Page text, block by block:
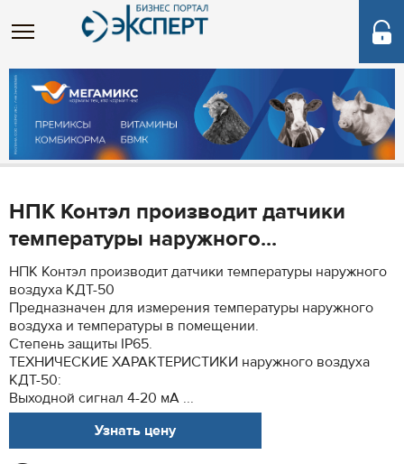
НПК Контэл производит датчики
температуры наружного...
НПК Контэл производит датчики температуры наружного
воздуха КДТ-50
Предназначен для измерения температуры наружного
воздуха и температуры в помещении.
Степень защиты IP65.
ТЕХНИЧЕСКИЕ ХАРАКТЕРИСТИКИ наружного воздуха
КДТ-50:
Выходной сигнал 4-20 мА ...
Узнать цену